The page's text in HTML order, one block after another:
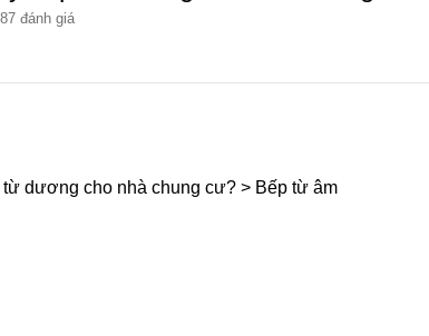
87 đánh giá